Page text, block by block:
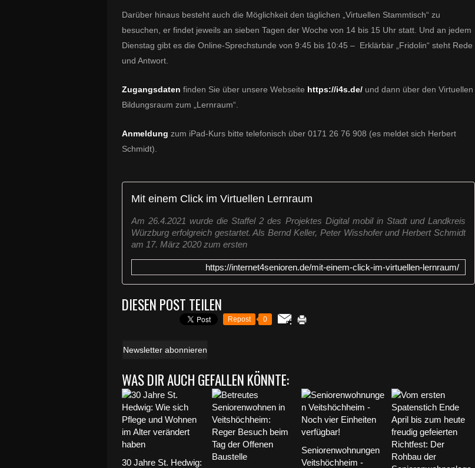
Darüber hinaus besteht auch die Möglichkeit den täglichen „Virtuellen Stammtisch“ zu
besuchen, er findet jeweils an sieben Tagen der Woche von 14 bis 15 Uhr statt. Und an jedem
Dienstag gibt es die Online-Sprechstunde von 9:45 bis 10:45 – Erklärbär „Fridolin“ steht Rede
und Antwort.
Zugangsdaten finden Sie über unsere Webseite https://i4s.de/ und dann über den Virtuellen
Bildungsraum zum „Lernraum“.
Anmeldung zum iPad-Kurs bitte telefonisch über 0171 26 76 908 (es meldet sich Herbert
Schmidt).
Mit einem Click im Virtuellen Lernraum
Am 26.4.2021 wurde die Staffel 2 des Projektes Digital mobil in Stadt und Landkreis
Würzburg erfolgreich gestartet. Als Bernd Keller, Peter Wisshofer und Herbert Schmidt
am 17. März 2020 zum ersten
https://internet4senioren.de/mit-einem-click-im-virtuellen-lernraum/
DIESEN POST TEILEN
Repost 0
Newsletter abonnieren
WAS DIR AUCH GEFALLEN KÖNNTE:
30 Jahre St. Hedwig:
Seniorenwohnungen
Veitshöchheim -